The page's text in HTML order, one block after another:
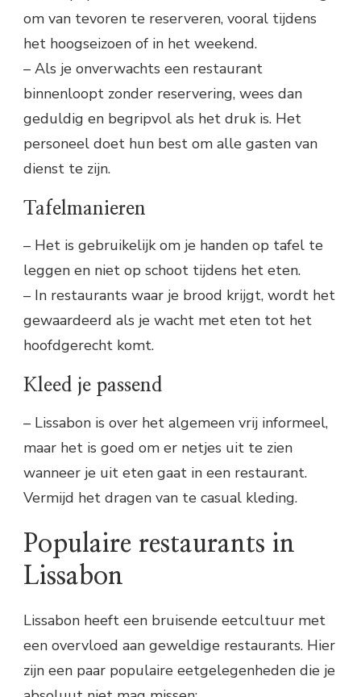
om van tevoren te reserveren, vooral tijdens
het hoogseizoen of in het weekend.
– Als je onverwachts een restaurant
binnenloopt zonder reservering, wees dan
geduldig en begripvol als het druk is. Het
personeel doet hun best om alle gasten van
dienst te zijn.
Tafelmanieren
– Het is gebruikelijk om je handen op tafel te
leggen en niet op schoot tijdens het eten.
– In restaurants waar je brood krijgt, wordt het
gewaardeerd als je wacht met eten tot het
hoofdgerecht komt.
Kleed je passend
– Lissabon is over het algemeen vrij informeel,
maar het is goed om er netjes uit te zien
wanneer je uit eten gaat in een restaurant.
Vermijd het dragen van te casual kleding.
Populaire restaurants in
Lissabon
Lissabon heeft een bruisende eetcultuur met
een overvloed aan geweldige restaurants. Hier
zijn een paar populaire eetgelegenheden die je